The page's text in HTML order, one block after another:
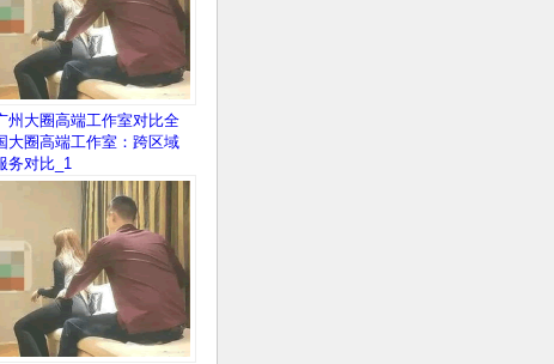
州大圈高端工作室对比全
大圈高端工作室：跨区域
务对比_1